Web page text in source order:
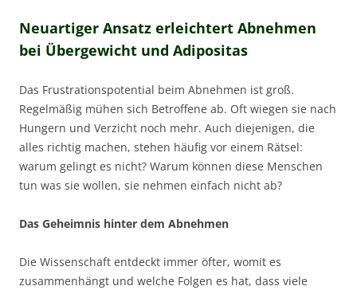
Neuartiger Ansatz erleichtert Abnehmen
bei Übergewicht und Adipositas
Das Frustrationspotential beim Abnehmen ist groß.
Regelmäßig mühen sich Betroffene ab. Oft wiegen sie nach
Hungern und Verzicht noch mehr. Auch diejenigen, die
alles richtig machen, stehen häufig vor einem Rätsel:
warum gelingt es nicht? Warum können diese Menschen
tun was sie wollen, sie nehmen einfach nicht ab?
Das Geheimnis hinter dem Abnehmen
Die Wissenschaft entdeckt immer öfter, womit es
zusammenhängt und welche Folgen es hat, dass viele